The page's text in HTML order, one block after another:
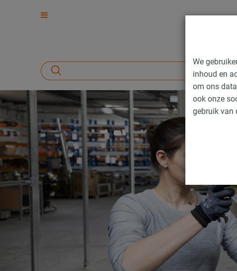
We
inhoud en
om ons
ook onze
gebruik van